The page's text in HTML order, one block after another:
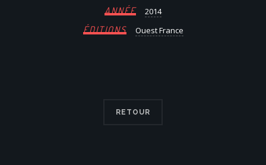
ANNÉE 2014
ÉDITIONS Ouest France
RETOUR